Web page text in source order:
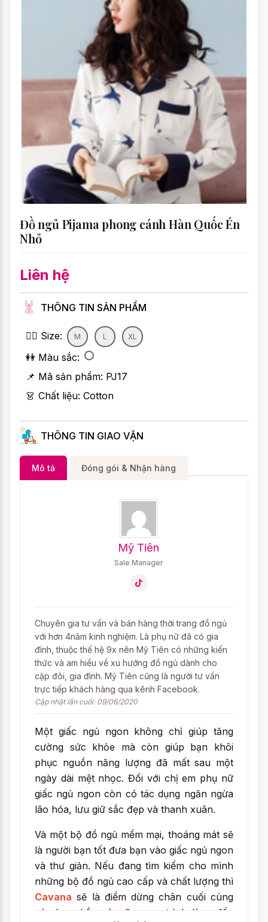
Đồ ngủ Pijama phong cánh Hàn Quốc Én
Nhỏ
Liên hệ
THÔNG TIN SẢN PHẨM
👯‍♀️ Size: M L XL
👭 Màu sắc:
📌 Mã sản phẩm: PJ17
👗 Chất liệu: Cotton
THÔNG TIN GIAO VẬN
Mô tả Đóng gói & Nhận hàng
Mỹ Tiên
Sale Manager
Chuyên gia tư vấn và bán hàng thời trang đồ ngủ
với hơn 4năm kinh nghiệm. Là phụ nữ đã có gia
đình, thuộc thế hệ 9x nên Mỹ Tiên có những kiến
thức và am hiểu về xu hướng đồ ngủ dành cho
cặp đôi, gia đình. Mỹ Tiên cũng là người tư vấn
trực tiếp khách hàng qua kênh Facebook.
Cập nhật lần cuối: 09/06/2020
Một giấc ngủ ngon không chỉ giúp tăng
cường sức khỏe mà còn giúp bạn khôi
phục nguồn năng lượng đã mất sau một
ngày dài mệt nhọc. Đối với chị em phụ nữ
giấc ngủ ngon còn có tác dụng ngăn ngừa
lão hóa, lưu giữ sắc đẹp và thanh xuân.
Và một bộ đồ ngủ mềm mại, thoáng mát sẽ
là người bạn tốt đưa bạn vào giấc ngủ ngon
và thư giản. Nếu đang tìm kiếm cho mình
những bộ đồ ngủ cao cấp và chất lượng thì
Cavana sẽ là điểm dừng chân cuối cùng
của bạn. Lần nàyCavanatrình làng đến